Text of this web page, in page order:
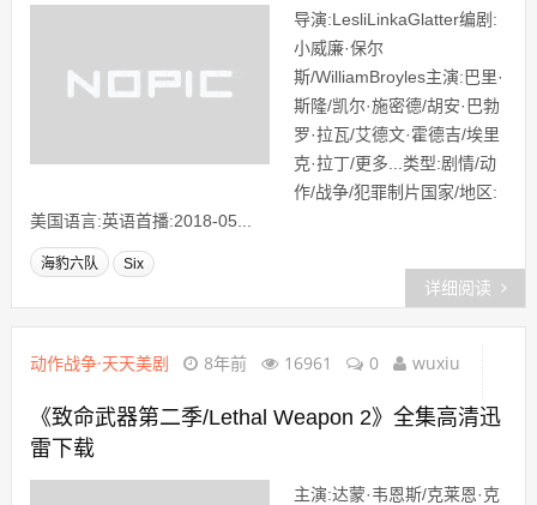
导演:LesliLinkaGlatter编剧:
小威廉·保尔
斯/WilliamBroyles主演:巴里·
斯隆/凯尔·施密德/胡安·巴勃
罗·拉瓦/艾德文·霍德吉/埃里
克·拉丁/更多...类型:剧情/动
作/战争/犯罪制片国家/地区:
美国语言:英语首播:2018-05...
海豹六队 Six
详细阅读
动作战争·天天美剧 8年前 16961 0 wuxiu
《致命武器第二季/Lethal Weapon 2》全集高清迅
雷下载
主演:达蒙·韦恩斯/克莱恩·克